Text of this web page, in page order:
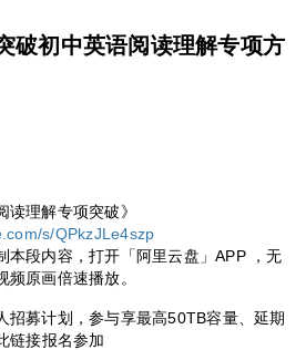
破初中英语阅读理解专项方
读理解专项突破》
s/QPkzJLe4szp
本段内容，打开「阿里云盘」APP ，无
原画倍速播放。
招募计划，参与享最高50TB容量、延期
链接报名参加